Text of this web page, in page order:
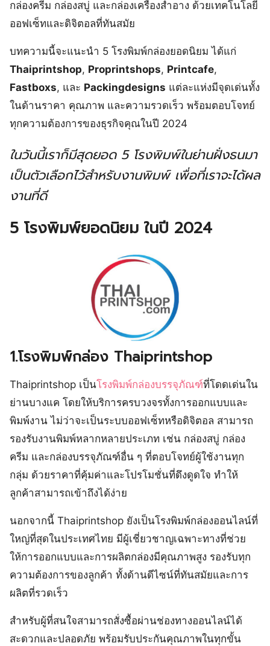
กล่องครีม กล่องสบู่ และกล่องเครื่องสำอาง ด้วยเทคโนโลยี
ออฟเซ็ทและดิจิตอลที่ทันสมัย
บทความนี้จะแนะนำ 5 โรงพิมพ์กล่องยอดนิยม ได้แก่
Thaiprintshop, Proprintshops, Printcafe,
Fastboxs, และ Packingdesigns แต่ละแห่งมีจุดเด่นทั้ง
ในด้านราคา คุณภาพ และความรวดเร็ว พร้อมตอบโจทย์
ทุกความต้องการของธุรกิจคุณในปี 2024
ในวันนี้เราก็มีสุดยอด 5 โรงพิมพ์ในย่านฝั่งธนมา
เป็นตัวเลือกไว้สำหรับงานพิมพ์ เพื่อที่เราจะได้ผล
งานที่ดี
5 โรงพิมพ์ยอดนิยม ในปี 2024
1.โรงพิมพ์กล่อง Thaiprintshop
Thaiprintshop เป็นโรงพิมพ์กล่องบรรจุภัณฑ์ที่โดดเด่นใน
ย่านบางแค โดยให้บริการครบวงจรทั้งการออกแบบและ
พิมพ์งาน ไม่ว่าจะเป็นระบบออฟเซ็ทหรือดิจิตอล สามารถ
รองรับงานพิมพ์หลากหลายประเภท เช่น กล่องสบู่ กล่อง
ครีม และกล่องบรรจุภัณฑ์อื่น ๆ ที่ตอบโจทย์ผู้ใช้งานทุก
กลุ่ม ด้วยราคาที่คุ้มค่าและโปรโมชั่นที่ดึงดูดใจ ทำให้
ลูกค้าสามารถเข้าถึงได้ง่าย
นอกจากนี้ Thaiprintshop ยังเป็นโรงพิมพ์กล่องออนไลน์ที่
ใหญ่ที่สุดในประเทศไทย มีผู้เชี่ยวชาญเฉพาะทางที่ช่วย
ให้การออกแบบและการผลิตกล่องมีคุณภาพสูง รองรับทุก
ความต้องการของลูกค้า ทั้งด้านดีไซน์ที่ทันสมัยและการ
ผลิตที่รวดเร็ว
สำหรับผู้ที่สนใจสามารถสั่งซื้อผ่านช่องทางออนไลน์ได้
สะดวกและปลอดภัย พร้อมรับประกันคุณภาพในทุกขั้น